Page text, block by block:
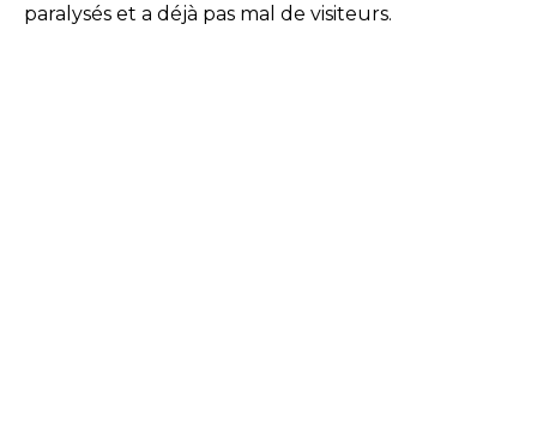
paralysés et a déjà pas mal de visiteurs.